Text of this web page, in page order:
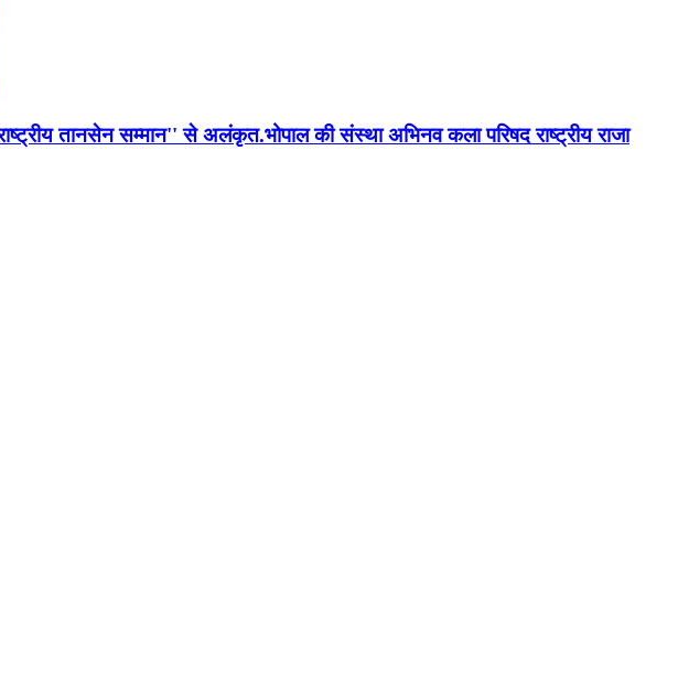
तानसेन सम्मान'' से अलंकृत.भोपाल की संस्था अभिनव कला परिषद राष्ट्रीय राजा